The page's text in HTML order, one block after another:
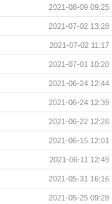
2021-08-09 09:25
2021-07-02 13:28
2021-07-02 11:17
2021-07-01 10:20
2021-06-24 12:44
2021-06-24 12:39
2021-06-22 12:26
2021-06-15 12:01
2021-06-11 12:49
2021-05-31 16:16
2021-05-25 09:28